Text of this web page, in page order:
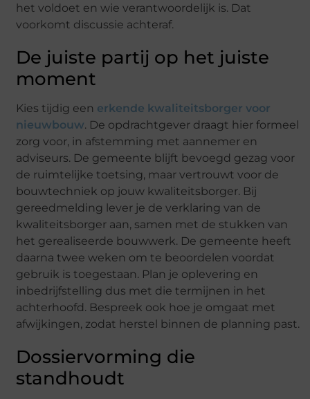
het voldoet en wie verantwoordelijk is. Dat
voorkomt discussie achteraf.
De juiste partij op het juiste
moment
Kies tijdig een erkende kwaliteitsborger voor
nieuwbouw. De opdrachtgever draagt hier formeel
zorg voor, in afstemming met aannemer en
adviseurs. De gemeente blijft bevoegd gezag voor
de ruimtelijke toetsing, maar vertrouwt voor de
bouwtechniek op jouw kwaliteitsborger. Bij
gereedmelding lever je de verklaring van de
kwaliteitsborger aan, samen met de stukken van
het gerealiseerde bouwwerk. De gemeente heeft
daarna twee weken om te beoordelen voordat
gebruik is toegestaan. Plan je oplevering en
inbedrijfstelling dus met die termijnen in het
achterhoofd. Bespreek ook hoe je omgaat met
afwijkingen, zodat herstel binnen de planning past.
Dossiervorming die
standhoudt